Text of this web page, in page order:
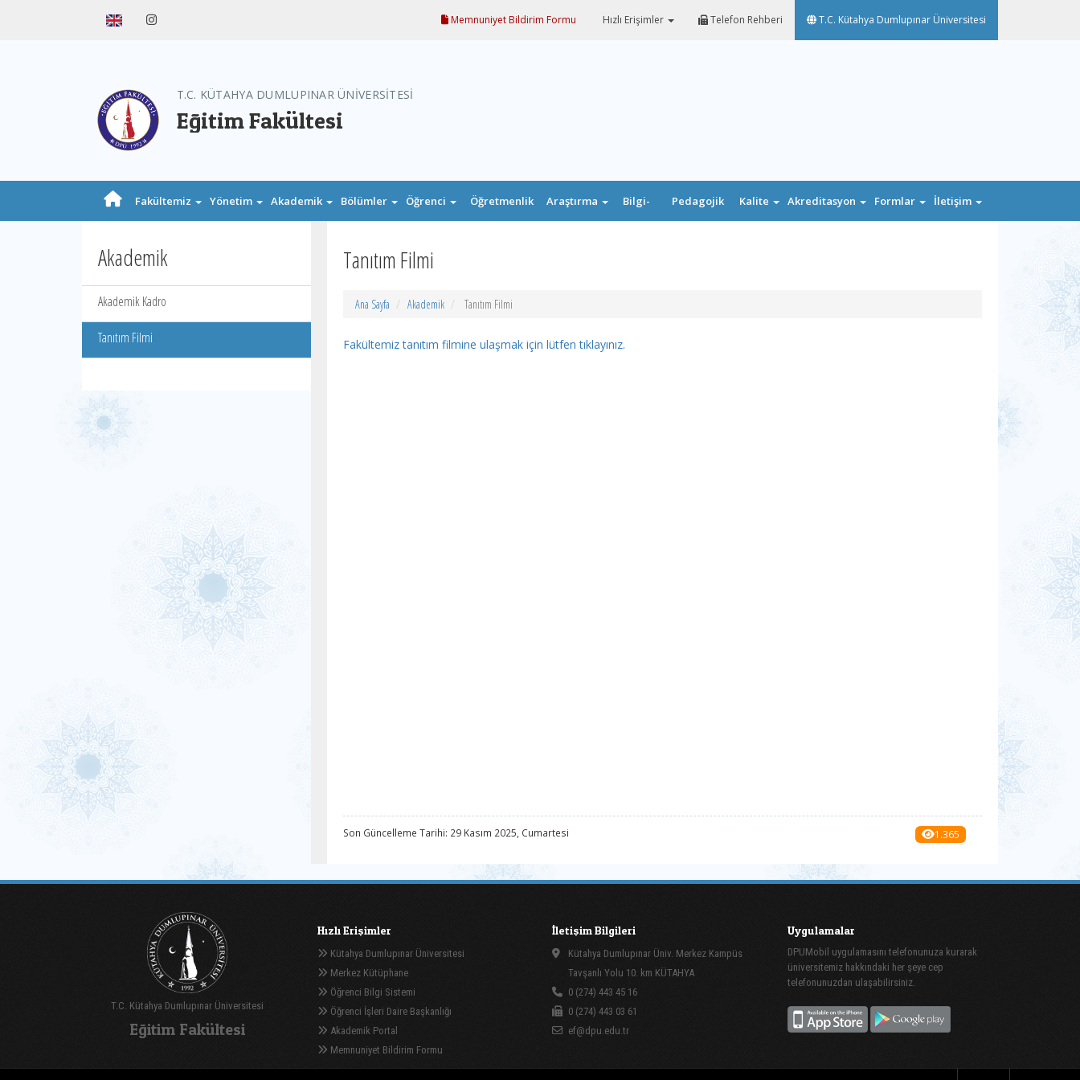
Memnuniyet Bildirim Formu Hızlı Erişimler Telefon Rehberi T.C. Kütahya Dumlupınar Üniversitesi
T.C. KÜTAHYA DUMLUPINAR ÜNİVERSİTESİ
Eğitim Fakültesi
Fakültemiz Yönetim Akademik Bölümler Öğrenci Öğretmenlik Araştırma Bilgi- Pedagojik Kalite Akreditasyon Formlar İletişim
Akademik
Akademik Kadro
Tanıtım Filmi
Tanıtım Filmi
Ana Sayfa Akademik Tanıtım Filmi
Fakültemiz tanıtım filmine ulaşmak için lütfen tıklayınız.
Son Güncelleme Tarihi: 29 Kasım 2025, Cumartesi 1.365
T.C. Kütahya Dumlupınar Üniversitesi
Eğitim Fakültesi
Hızlı Erişimler
Kütahya Dumlupınar Üniversitesi
Merkez Kütüphane
Öğrenci Bilgi Sistemi
Öğrenci İşleri Daire Başkanlığı
Akademik Portal
Memnuniyet Bildirim Formu
İletişim Bilgileri
Kütahya Dumlupınar Üniv. Merkez Kampüs
Tavşanlı Yolu 10. km KÜTAHYA
0 (274) 443 45 16
0 (274) 443 03 61
ef@dpu.edu.tr
Uygulamalar
DPUMobil uygulamasını telefonunuza kurarak
üniversitemiz hakkındaki her şeye cep
telefonunuzdan ulaşabilirsiniz.